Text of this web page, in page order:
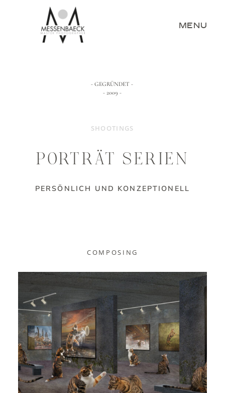
MENU
PORTFOLIOS
BILDER KAUFEN
FOTOGRAF
PUBLIKATIONEN
SHOOTINGS
PORTRÄT SERIEN
- 2009 -
- GEGRÜNDET -
PERSÖNLICH UND KONZEPTIONELL
COMPOSING